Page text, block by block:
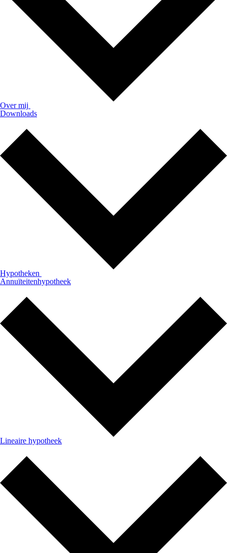
Over mij
Downloads
Hypotheken
Annuïteitenhypotheek
Lineaire hypotheek